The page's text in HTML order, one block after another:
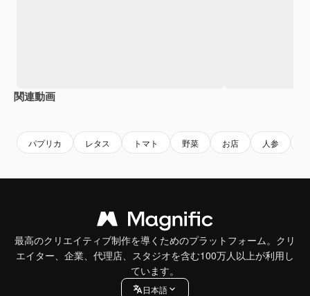
関連動画
パプリカ レタス トマト 野菜 お店 人参
最高のクリエイティブ制作を導くためのプラットフォーム。クリ
エイター、企業、代理店、スタジオを含む100万人以上が利用し
ています。
日本語